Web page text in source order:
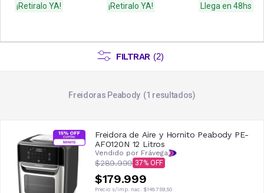
¡Retiralo YA!
¡Retiralo YA!
Llega en 48hs
FILTRAR (2)
Freidoras Peabody 1 resultados
Freidora de Aire y Hornito Peabody PE-
AFO120N 12 Litros
Vendido por Frávega
$289.999 37
$179.999
Precio s/imp. nac. $148.759,50